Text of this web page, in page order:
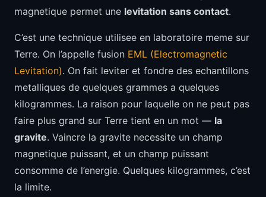
magnetique permet une levitation sans contact.
C’est une technique utilisee en laboratoire meme sur
Terre. On l’appelle fusion EML (Electromagnetic
Levitation). On fait leviter et fondre des echantillons
metalliques de quelques grammes a quelques
kilogrammes. La raison pour laquelle on ne peut pas
faire plus grand sur Terre tient en un mot — la
gravite. Vaincre la gravite necessite un champ
magnetique puissant, et un champ puissant
consomme de l’energie. Quelques kilogrammes, c’est
la limite.